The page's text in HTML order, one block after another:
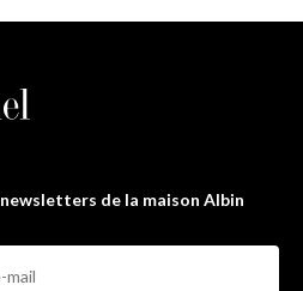
de la maison Albin